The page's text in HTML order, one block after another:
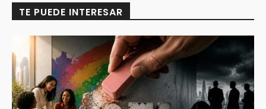
TE PUEDE INTERESAR